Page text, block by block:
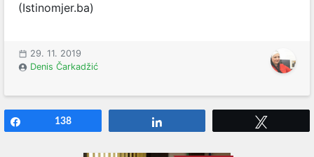
(Istinomjer.ba)
29. 11. 2019
Denis Čarkadžić
138